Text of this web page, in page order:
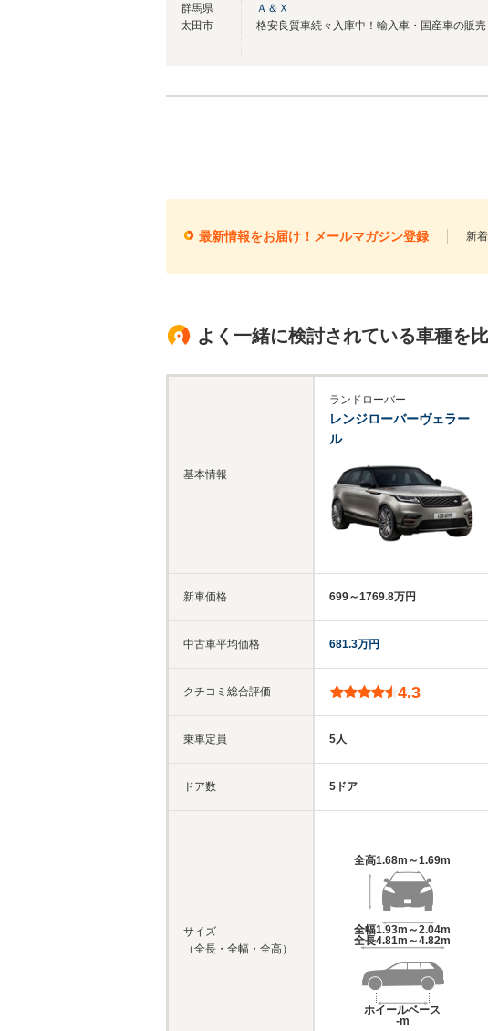
群馬県
太田市
Ａ＆Ｘ
最新情報をお届け！メールマガジン登録 新
よく一緒に検討されている車種を
基本情報
新車価格
中古車平均価格
クチコミ総合評価
乗車定員
ドア数
サイズ
（全長・全幅・全高）
ランドローバー
レンジローバーヴェラー
ル
699～1769.8万円
681.3万円
4.3
5人
5ドア
全高1.68m～1.69m
全幅1.93m～2.04m
全長4.81m～4.82m
ホイールベース
-m